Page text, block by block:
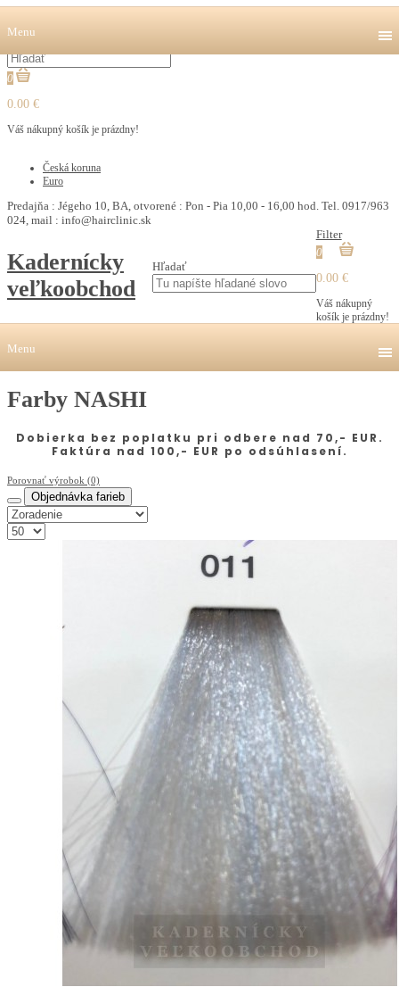
Menu
0
0.00 €
Váš nákupný košík je prázdny!
Česká koruna
Euro
Predajňa : Jégeho 10, BA, otvorené : Pon - Pia 10,00 - 16,00 hod. Tel. 0917/963
024, mail : info@hairclinic.sk
Kadernícky
veľkoobchod
Hľadať
Filter
0
0.00 €
Váš nákupný
košík je prázdny!
Menu
Farby NASHI
Dobierka bez poplatku pri odbere nad 70,- EUR.
Faktúra nad 100,- EUR po odsúhlasení.
Porovnať výrobok (0)
Objednávka farieb